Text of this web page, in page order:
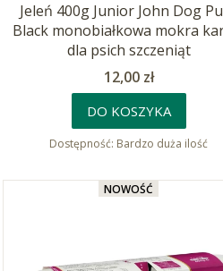
Jeleń 400g Junior John Dog
Black monobiałkowa mokra
dla psich szczeniąt
Cena
12,00 zł
DO KOSZYKA
Dostępność: Bardzo duża ilość
NOWOŚĆ